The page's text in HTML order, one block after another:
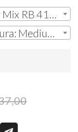
Occhiali Ray-Ban Justin Color Mix RB 4165 (651180)
Calibro: 55-16-145 h 44 Misura: Medium (Standard)